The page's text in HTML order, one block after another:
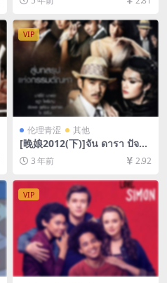
高清未删减][MP4/1.1GB][中
文字幕]
VIP
伦理青涩 其他
[晚娘2012(下)]จัน ดารา ปัจฉิ
มบท (2013)[百度网盘+迅雷云
盘资源1080P超清未删减][MP
3 年前 2.92
VIP